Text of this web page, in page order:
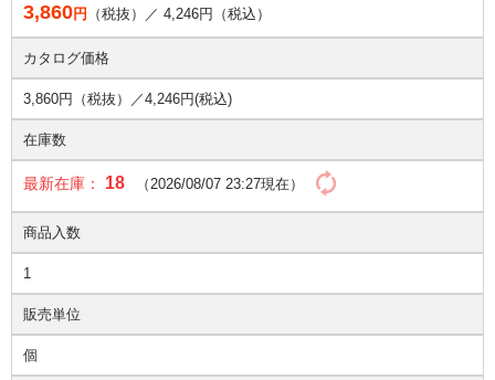
3,860円 （税抜）／ 4,246円（税込）
カタログ価格
3,860円（税抜）／4,246円(税込)
在庫数
最新在庫： 18 （2026/08/07 23:27現在）
商品入数
1
販売単位
個